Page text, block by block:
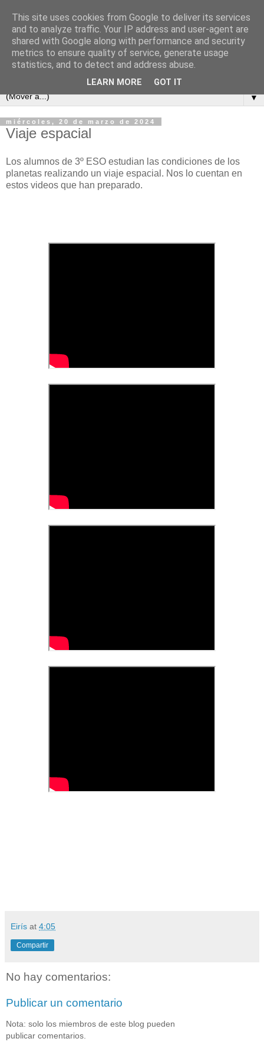
▼
miércoles, 20 de marzo de 2024
Viaje espacial
Los alumnos de 3º ESO estudian las condiciones de los
planetas realizando un viaje espacial. Nos lo cuentan en
estos videos que han preparado.
Eirís at 4:05
Compartir
No hay comentarios:
Publicar un comentario
Nota: solo los miembros de este blog pueden
publicar comentarios.
This site uses cookies from Google to deliver its services
and to analyze traffic. Your IP address and user-agent are
shared with Google along with performance and security
metrics to ensure quality of service, generate usage
statistics, and to detect and address abuse.
LEARN MORE GOT IT